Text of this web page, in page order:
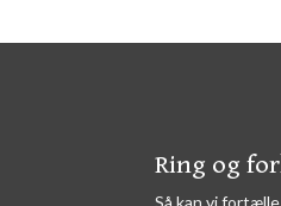
​​Ring og
Så kan vi